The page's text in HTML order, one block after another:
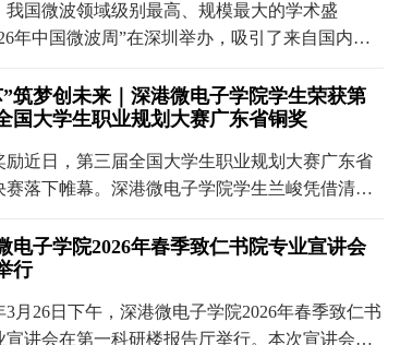
我国微波领域级别最高、规模最大的学术盛
年中国微波周”在深圳举办，吸引了来自国内外
子学院硕士生刘丁硕凭借出色的表现，荣获
”筑梦创未来｜深港微电子学院学生荣获第
国大学生职业规划大赛广东省铜奖
励近日，第三届全国大学生职业规划大赛广东省
赛落下帷幕。深港微电子学院学生兰峻凭借清晰
颖而出，荣获就业赛道（高教研究生组）广东省
......
电子学院2026年春季致仁书院专业宣讲会
行
3月26日下午，深港微电子学院2026年春季致仁书
宣讲会在第一科研楼报告厅举行。本次宣讲会由